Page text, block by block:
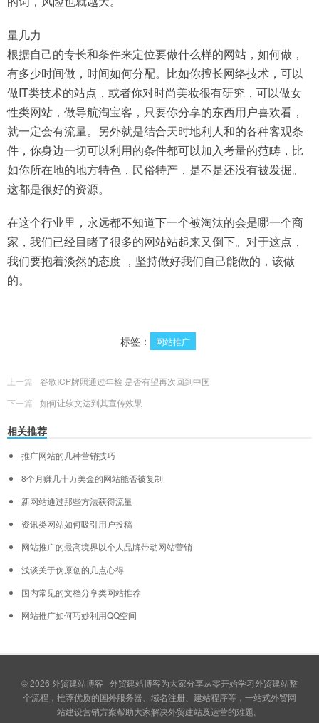
量几力
根据自己的专长和条件来定位要做什么样的网站，如何做，
有多少时间做，时间如何分配。比如你擅长网络技术，可以
做IT类技术的站点，或者你对时尚美妆很有研究，可以做女
性类网站，做导航淘宝客，只要你分享的东西用户喜欢看，
就一定会有流量。另外就是结合天时地利人和的各种客观条
件，你身边一切可以利用的条件都可以加入考量的范畴，比
如你所在地的地方特色，民俗特产，是不是还没有被发掘。
这都是很好的资源。
在这个行业里，永远都不知道下一个被淘汰的会是哪一个商
家，我们已经目睹了很多的网站站起来又倒下。对于这点，
我们要抱着淡然的态度 ，坚持做好我们自己能做的，该做
的。
标签： 网站推广
上一篇
谷歌ICP牌照通过年检 是否有望再次回到中国
下一篇
如何让软文达到其宣传效果
相关推荐
推广网站的几种营销技巧
8个月赚几十万美金的网站能否被复制
新网站通过那些方法获得流量
资讯类网站如何吸引用户投稿
网站推广的最高境界以个人品牌带动网站营销
浅谈关于伪原创的几点心得
国内常见的文档分享类网站推荐
网站推广如何巧妙利用QQ空间
© 2026 外贸建站博客 外贸建站博客为大家分享从零开始学习外贸建站整
个流程，推荐优质的国外服务器、域名注册、建站程序等，一站式外贸网
站建设营销方案帮助大家解决外贸建站及运营的难题。